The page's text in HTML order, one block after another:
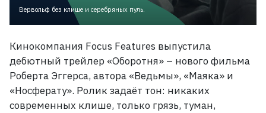
Вервольф без клише и серебряных пуль.
Кинокомпания Focus Features выпустила
дебютный трейлер «Оборотня» – нового фильма
Роберта Эггерса, автора «Ведьмы», «Маяка» и
«Носферату». Ролик задаёт тон: никаких
современных клише, только грязь, туман,